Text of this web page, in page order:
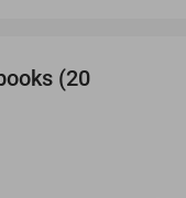
(20